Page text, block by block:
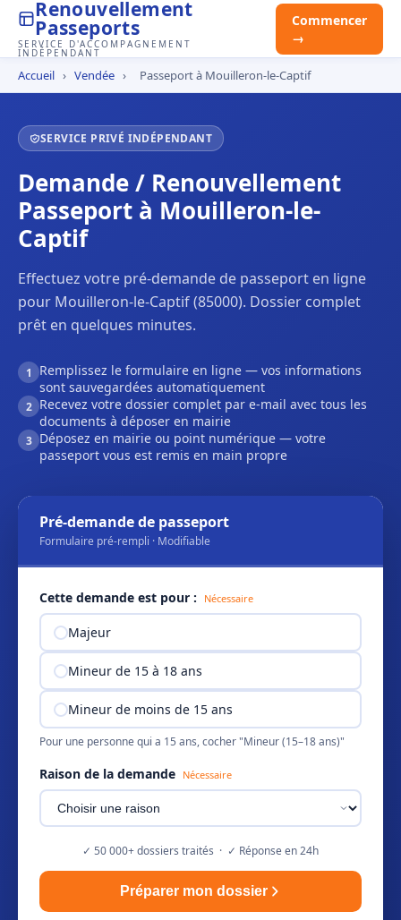
Renouvellement
Passeports
SERVICE D'ACCOMPAGNEMENT
INDÉPENDANT
Commencer
→
Accueil › Vendée › Passeport à Mouilleron-le-Captif
SERVICE PRIVÉ INDÉPENDANT
Demande / Renouvellement
Passeport à Mouilleron-le-
Captif
Effectuez votre pré-demande de passeport en ligne
pour Mouilleron-le-Captif (85000). Dossier complet
prêt en quelques minutes.
1
Remplissez le formulaire en ligne — vos informations
sont sauvegardées automatiquement
2 Recevez votre dossier complet par e-mail avec tous les
documents à déposer en mairie
3 Déposez en mairie ou point numérique — votre
passeport vous est remis en main propre
Pré-demande de passeport
Formulaire pré-rempli · Modifiable
Cette demande est pour : Nécessaire
Majeur
Mineur de 15 à 18 ans
Mineur de moins de 15 ans
Pour une personne qui a 15 ans, cocher "Mineur (15–18 ans)"
Raison de la demande Nécessaire
✓ 50 000+ dossiers traités · ✓ Réponse en 24h
Préparer mon dossier